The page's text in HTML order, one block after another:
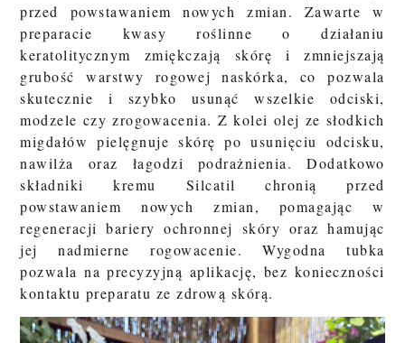
przed powstawaniem nowych zmian. Zawarte w
preparacie kwasy roślinne o działaniu
keratolitycznym zmiękczają skórę i zmniejszają
grubość warstwy rogowej naskórka, co pozwala
skutecznie i szybko usunąć wszelkie odciski,
modzele czy zrogowacenia. Z kolei olej ze słodkich
migdałów pielęgnuje skórę po usunięciu odcisku,
nawilża oraz łagodzi podrażnienia. Dodatkowo
składniki kremu Silcatil chronią przed
powstawaniem nowych zmian, pomagając w
regeneracji bariery ochronnej skóry oraz hamując
jej nadmierne rogowacenie. Wygodna tubka
pozwala na precyzyjną aplikację, bez konieczności
kontaktu preparatu ze zdrową skórą.